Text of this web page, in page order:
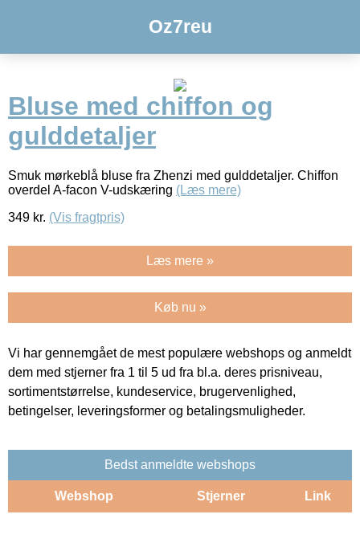
Oz7reu
Bluse med chiffon og
gulddetaljer
Smuk mørkeblå bluse fra Zhenzi med gulddetaljer. Chiffon
overdel A-facon V-udskæring (Læs mere)
349 kr. (Vis fragtpris)
Læs mere »
Køb nu »
Vi har gennemgået de mest populære webshops og anmeldt
dem med stjerner fra 1 til 5 ud fra bl.a. deres prisniveau,
sortimentstørrelse, kundeservice, brugervenlighed,
betingelser, leveringsformer og betalingsmuligheder.
Bedst anmeldte webshops
Webshop Stjerner Link